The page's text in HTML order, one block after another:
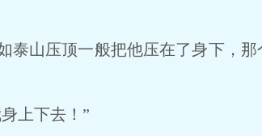
山压顶一般把他压在了身下，那
上下去！”